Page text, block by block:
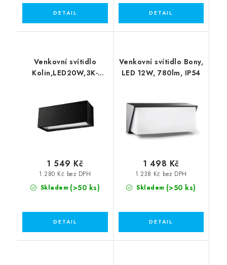
Venkovní svítidlo
Kolin,LED20W,3K-
Skladem (>50 ks)
1 280 Kč bez DPH
1 549 Kč
Venkovní svítidlo Bony,
LED 12W, 780lm, IP54
Skladem (>50 ks)
1 238 Kč bez DPH
1 498 Kč